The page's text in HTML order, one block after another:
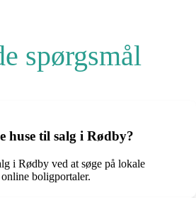
spørgsmål
huse til salg i Rødby?
i Rødby ved at søge på lokale
boligportaler.